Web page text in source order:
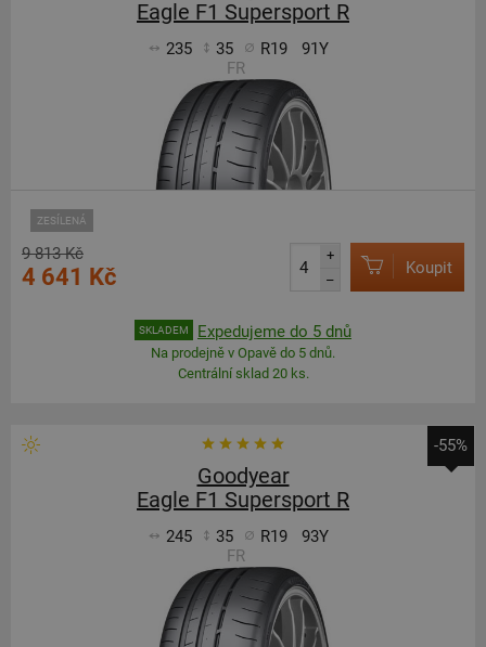
Eagle F1 Supersport R
235 35 R19
91Y
FR
ZESÍLENÁ
9 813 Kč
4 641 Kč
+
–
Koupit
SKLADEM Expedujeme do 5 dnů
Na prodejně v Opavě do 5 dnů.
Centrální sklad 20 ks.
-55%
Goodyear
Eagle F1 Supersport R
245 35 R19
93Y
FR